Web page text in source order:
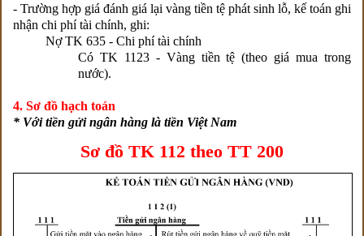
- Trường hợp giá đánh giá lại vàng tiền tệ phát sinh lỗ, kế toán ghi
nhận chi phí tài chính, ghi:
Nợ TK 635 - Chi phí tài chính
Có TK 1123 - Vàng tiền tệ (theo giá mua trong
nước).
4. Sơ đồ hạch toán
* Với tiền gửi ngân hàng là tiền Việt Nam
Sơ đồ TK 112 theo TT 200